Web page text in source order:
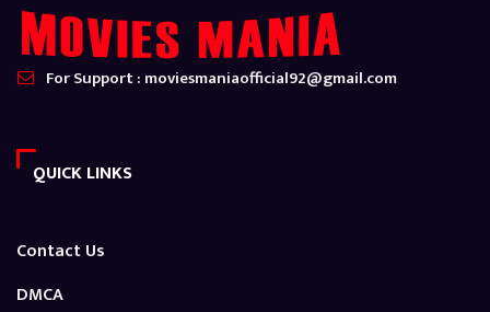
For Support : moviesmaniaofficial92@gmail.com
QUICK LINKS
Contact Us
DMCA